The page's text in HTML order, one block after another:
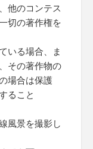
他のコンテス
切の著作権を
いる場合、ま
その著作物の
場合は保護
ること
風景を撮影し